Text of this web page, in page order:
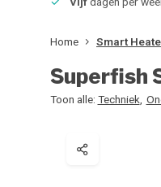
Home Smart
Superfish
Toon alle: Techniek